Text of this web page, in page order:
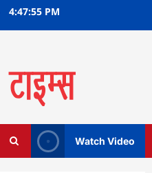
4:47:56 PM
Watch Video